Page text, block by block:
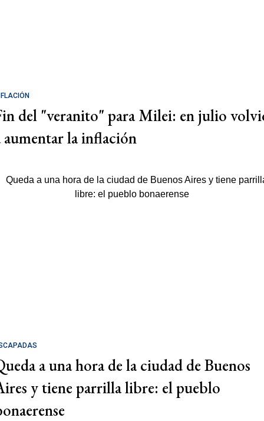
del "veranito" para Milei: en julio
aumentar la inflación
a una hora de la ciudad de Buenos
y tiene parrilla libre: el pueblo